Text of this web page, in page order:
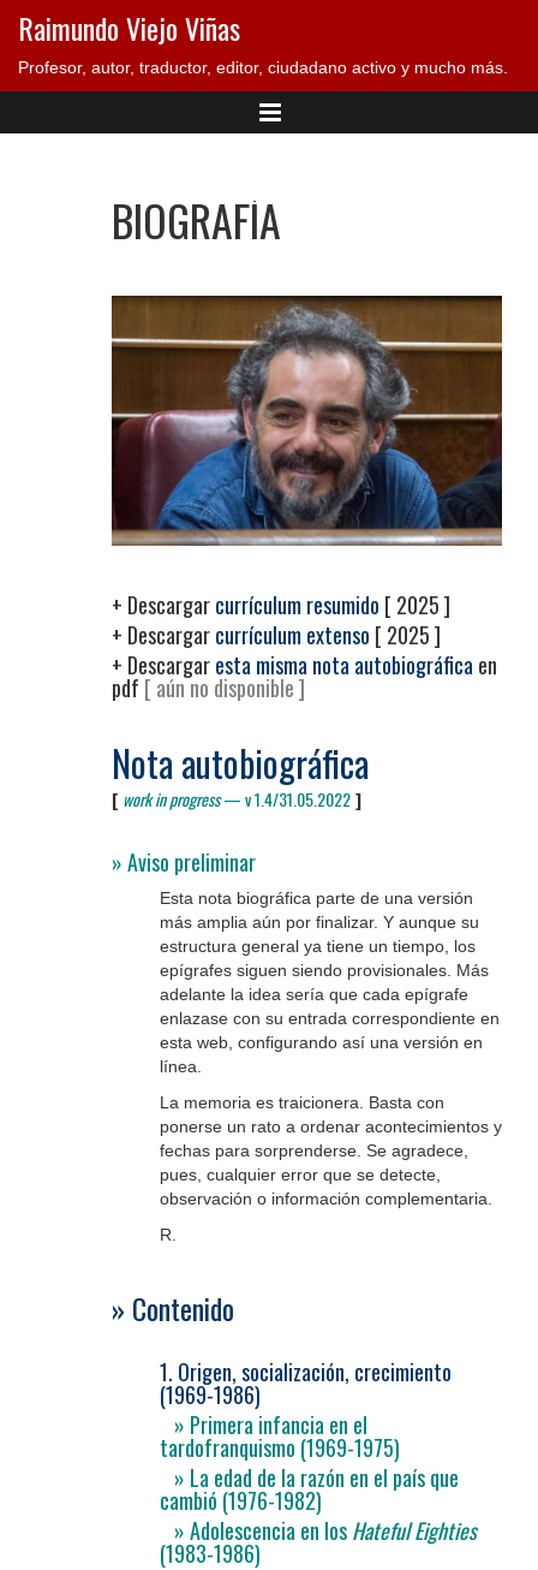
Raimundo Viejo Viñas
Profesor, autor, traductor, editor, ciudadano activo y mucho más.
BIOGRAFÍA
+ Descargar currículum resumido [ 2025 ]
+ Descargar currículum extenso [ 2025 ]
+ Descargar esta misma nota autobiográfica en
pdf [ aún no disponible ]
Nota autobiográfica
[ work in progress— v 1.4/31.05.2022]
» Aviso preliminar
Esta nota biográfica parte de una versión
más amplia aún por finalizar. Y aunque su
estructura general ya tiene un tiempo, los
epígrafes siguen siendo provisionales. Más
adelante la idea sería que cada epígrafe
enlazase con su entrada correspondiente en
esta web, configurando así una versión en
línea.
La memoria es traicionera. Basta con
ponerse un rato a ordenar acontecimientos y
fechas para sorprenderse. Se agradece,
pues, cualquier error que se detecte,
observación o información complementaria.
R.
» Contenido
1. Origen, socialización, crecimiento
(1969-1986)
» Primera infancia en el
tardofranquismo (1969-1975)
» La edad de la razón en el país que
cambió (1976-1982)
» Adolescencia en losHateful Eighties
(1983-1986)